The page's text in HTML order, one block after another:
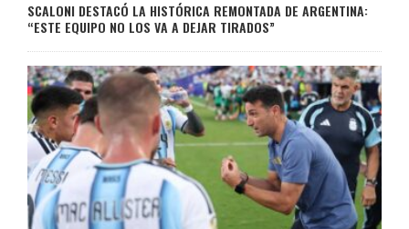
SCALONI DESTACÓ LA HISTÓRICA REMONTADA DE ARGENTINA:
“ESTE EQUIPO NO LOS VA A DEJAR TIRADOS”